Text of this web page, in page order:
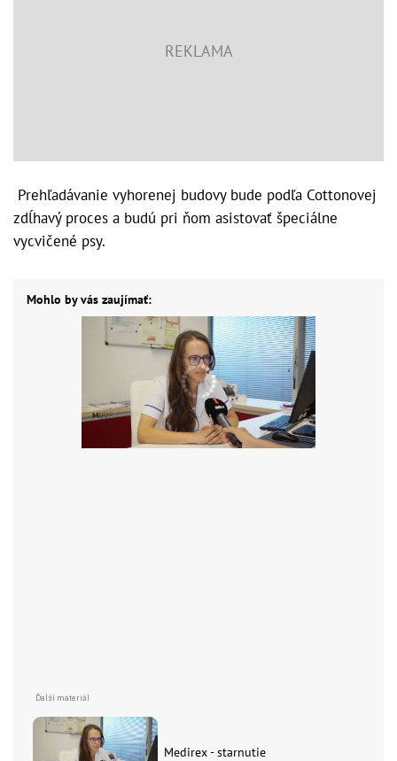
Prehľadávanie vyhorenej budovy bude podľa Cottonovej
zdĺhavý proces a budú pri ňom asistovať špeciálne
vycvičené psy.
Mohlo by vás zaujímať:
Medirex - starnutie